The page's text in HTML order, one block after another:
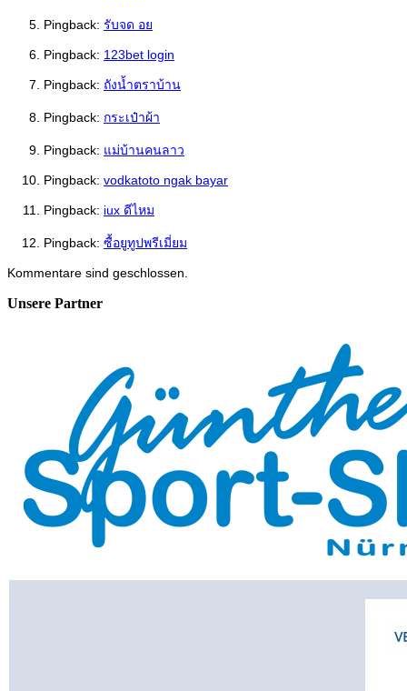
Pingback: รับจด อย
Pingback: 123bet login
Pingback: ถังน้ำตราบ้าน
Pingback: กระเป๋าผ้า
Pingback: แม่บ้านคนลาว
Pingback: vodkatoto ngak bayar
Pingback: iux ดีไหม
Pingback: ซื้อยูทูปพรีเมี่ยม
Kommentare sind geschlossen.
Unsere Partner